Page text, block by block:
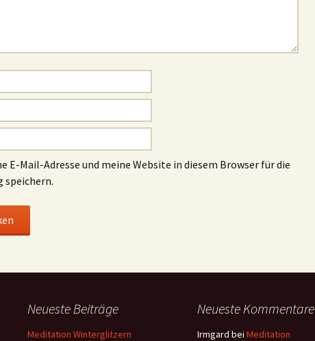
E-Mail-Adresse und meine Website in diesem Browser für die
speichern.
Neueste Beiträge
Meditation Winterglitzern
Neueste Kommentare
Irmgard bei Meditation